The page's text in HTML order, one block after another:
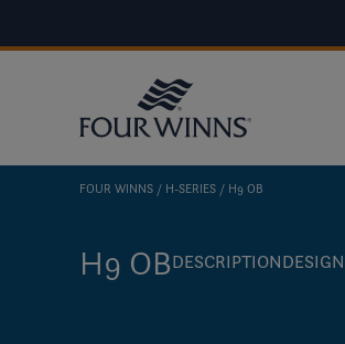
FOUR WINNS H-SERIES H9 OB
H9 OBDESCRIPTIONDESIGN